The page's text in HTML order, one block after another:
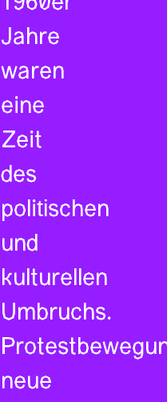
Jahre
waren
eine
Zeit
des
politischen
und
kulturellen
Umbruchs.
neue